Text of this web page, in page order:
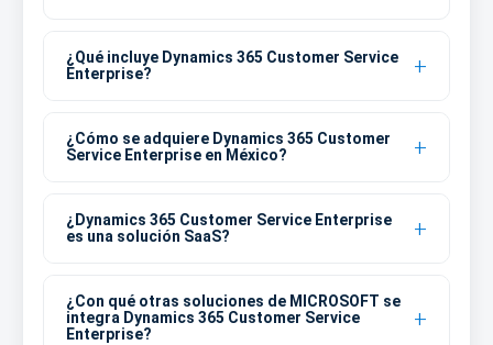
¿Qué incluye Dynamics 365 Customer Service
Enterprise?
¿Cómo se adquiere Dynamics 365 Customer
Service Enterprise en México?
¿Dynamics 365 Customer Service Enterprise
es una solución SaaS?
¿Con qué otras soluciones de MICROSOFT se
integra Dynamics 365 Customer Service
Enterprise?